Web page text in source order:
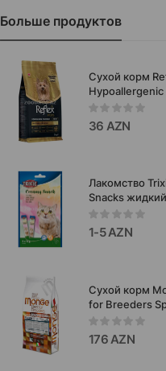
Больше продуктов
Сухой корм
Hypoallergenic
Premium
Terrier Adult
полноценный
маленьких
вкусом рыбы
36 AZN
Лакомство
Snacks
кошек со
курицы 14 гр.
1-5 AZN
Сухой корм
for Breeders
Line-
рацион
класса со
176 AZN